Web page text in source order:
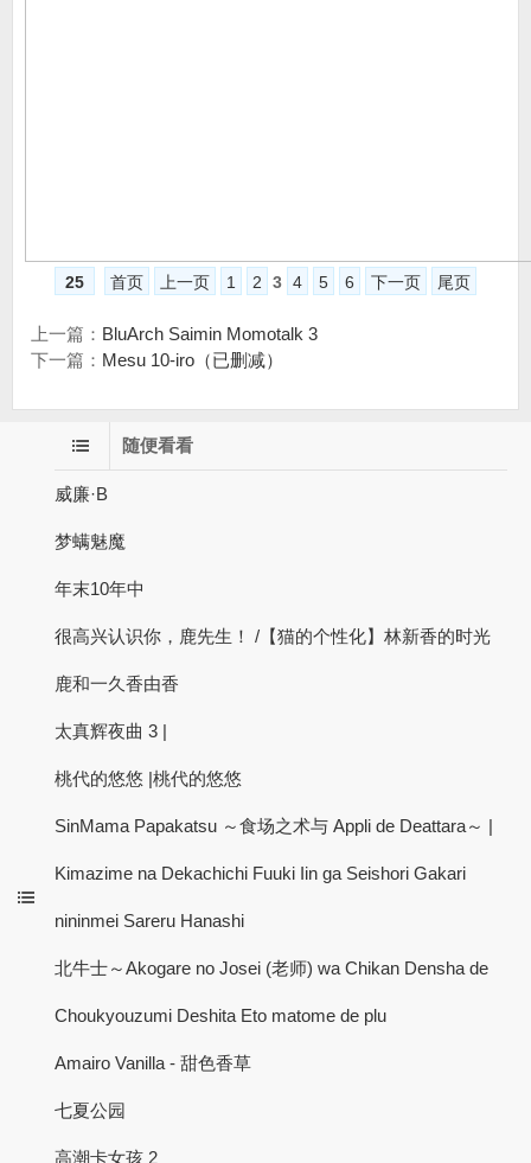
25 首页 上一页 1 2 3 4 5 6 下一页 尾页
上一篇： BluArch Saimin Momotalk 3
下一篇： Mesu 10-iro（已删减）
随便看看
威廉·B
梦螨魅魔
年末10年中
很高兴认识你，鹿先生！ /【猫的个性化】林新香的时光
鹿和一久香由香
太真辉夜曲 3 |
桃代的悠悠 |桃代的悠悠
SinMama Papakatsu ～食场之术与 Appli de Deattara～ |
Kimazime na Dekachichi Fuuki Iin ga Seishori Gakari
nininmei Sareru Hanashi
北牛士～Akogare no Josei (老师) wa Chikan Densha de
Choukyouzumi Deshita Eto matome de plu
Amairo Vanilla - 甜色香草
七夏公园
高潮卡女孩 2